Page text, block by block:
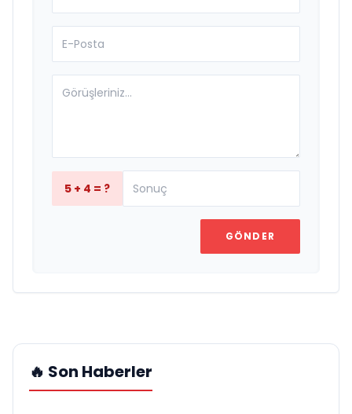
5 + 4 = ?
GÖNDER
🔥 Son Haberler